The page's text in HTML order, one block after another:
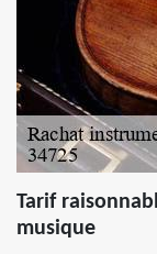
Tarif
musique